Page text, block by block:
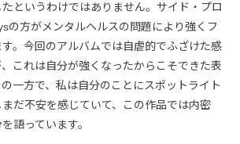
というわけではありません。サイド・プロ
の方がメンタルヘルスの問題により強くフ
。今回のアルバムでは自虐的でふざけた感
これは自分が強くなったからこそできた表
一方で、私は自分のことにスポットライト
だ不安を感じていて、この作品では内密
語っています。